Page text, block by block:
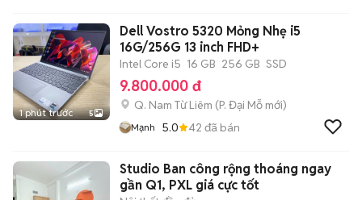
1 phút trước 5
Dell Vostro 5320 Mỏng Nhẹ i5
16G/256G 13 inch FHD+
Intel Core i5 16 GB 256 GB SSD
9.800.000 đ
Q. Nam Từ Liêm (P. Đại Mỗ mới)
Mạnh 5.0 42 đã bán
Studio Ban công rộng thoáng ngay
gần Q1, PXL giá cực tốt